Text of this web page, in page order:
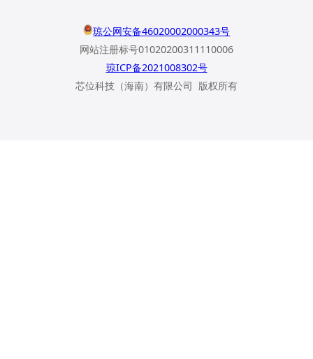
琼公网安备46020002000343号
网站注册标号01020200311110006
琼ICP备2021008302号
芯位科技（海南）有限公司 版权所有